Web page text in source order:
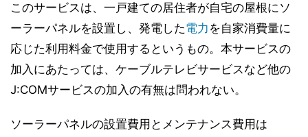
このサービスは、一戸建ての居住者が自宅の屋根にソ
ーラーパネルを設置し、発電した電力 を自家消費量に
応じた利用料金で使用するというもの。本サービスの
加入にあたっては、ケーブルテレビサービスなど他の
J:COMサービスの加入の有無は問われない。
ソーラーパネルの設置費用とメンテナンス費用は